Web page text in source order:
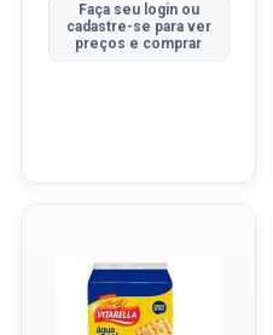
Faça seu login ou
cadastre-se para ver
preços e comprar